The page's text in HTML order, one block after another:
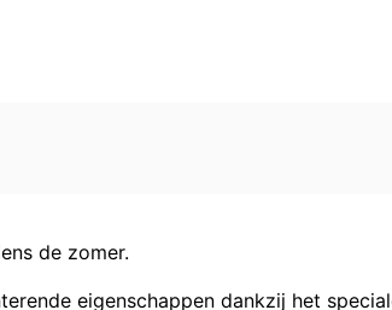
de zomer.
eigenschappen dankzij het